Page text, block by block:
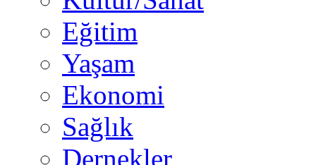
Eğitim
Yaşam
Ekonomi
Sağlık
Dernekler